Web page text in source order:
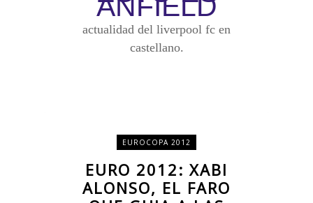
actualidad del liverpool fc en
castellano.
EUROCOPA 2012
EURO 2012: XABI
ALONSO, EL FARO